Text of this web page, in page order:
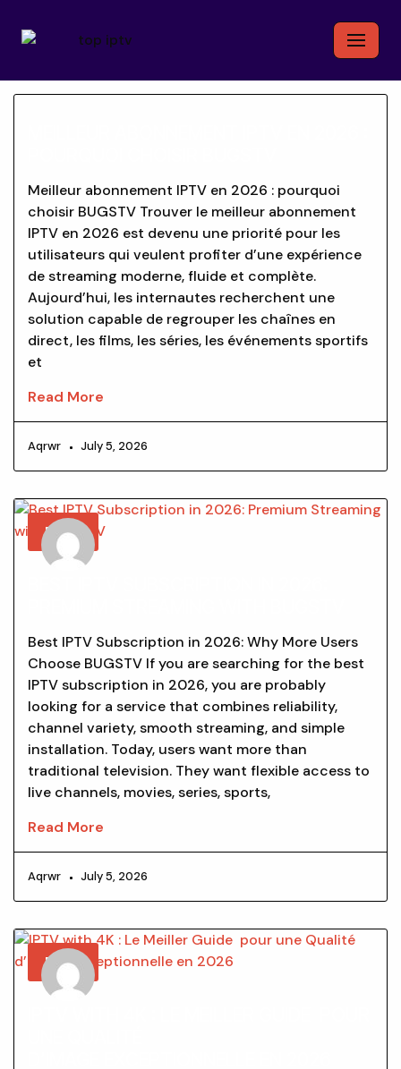
Skip
content
Meilleur abonnement IPTV en 2026 : pourquoi
choisir BUGSTV Trouver le meilleur abonnement
IPTV en 2026 est devenu une priorité pour les
utilisateurs qui veulent profiter d’une expérience
de streaming moderne, fluide et complète.
Aujourd’hui, les internautes recherchent une
solution capable de regrouper les chaînes en
direct, les films, les séries, les événements sportifs
et
Read More
Aqrwr July 5, 2026
BLOG
Best IPTV Subscription in 2026: Why More Users
Choose BUGSTV If you are searching for the best
IPTV subscription in 2026, you are probably
looking for a service that combines reliability,
channel variety, smooth streaming, and simple
installation. Today, users want more than
traditional television. They want flexible access to
live channels, movies, series, sports,
Read More
Aqrwr July 5, 2026
BLOG